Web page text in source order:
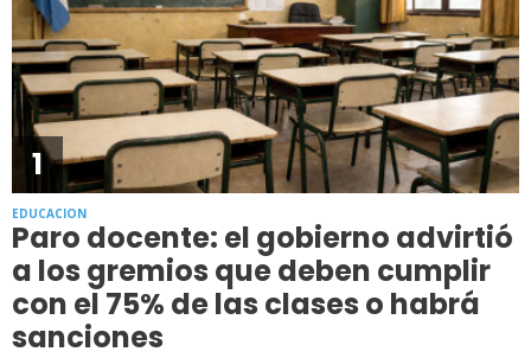
1
EDUCACION
Paro docente: el gobierno advirtió
a los gremios que deben cumplir
con el 75% de las clases o habrá
sanciones